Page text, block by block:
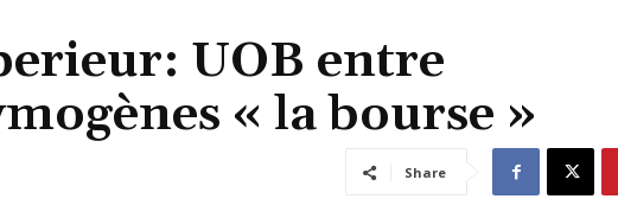
UOB entre
« la bourse »
Share